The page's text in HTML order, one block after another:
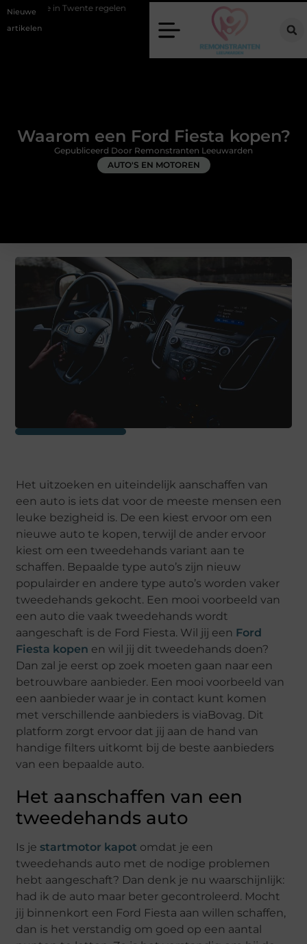
Nieuwe
artikelen
regelen Wat zero-click search betekent voor de toekomst van
Waarom een Ford Fiesta kopen?
AUTO'S EN MOTOREN
Gepubliceerd Door Remonstranten Leeuwarden
Het uitzoeken en uiteindelijk aanschaffen van
een auto is iets dat voor de meeste mensen een
leuke bezigheid is. De een kiest ervoor om een
nieuwe auto te kopen, terwijl de ander ervoor
kiest om een tweedehands variant aan te
schaffen. Bepaalde type auto’s zijn nieuw
populairder en andere type auto’s worden vaker
tweedehands gekocht. Een mooi voorbeeld van
een auto die vaak tweedehands wordt
aangeschaft is de Ford Fiesta. Wil jij een Ford
Fiesta kopen en wil jij dit tweedehands doen?
Dan zal je eerst op zoek moeten gaan naar een
betrouwbare aanbieder. Een mooi voorbeeld van
een aanbieder waar je in contact kunt komen
met verschillende aanbieders is viaBovag. Dit
platform zorgt ervoor dat jij aan de hand van
handige filters uitkomt bij de beste aanbieders
van een bepaalde auto.
Het aanschaffen van een
tweedehands auto
Is je startmotor kapot omdat je een
tweedehands auto met de nodige problemen
hebt aangeschaft? Dan denk je nu waarschijnlijk:
had ik de auto maar beter gecontroleerd. Mocht
jij binnenkort een Ford Fiesta aan willen schaffen,
dan is het verstandig om goed op een aantal